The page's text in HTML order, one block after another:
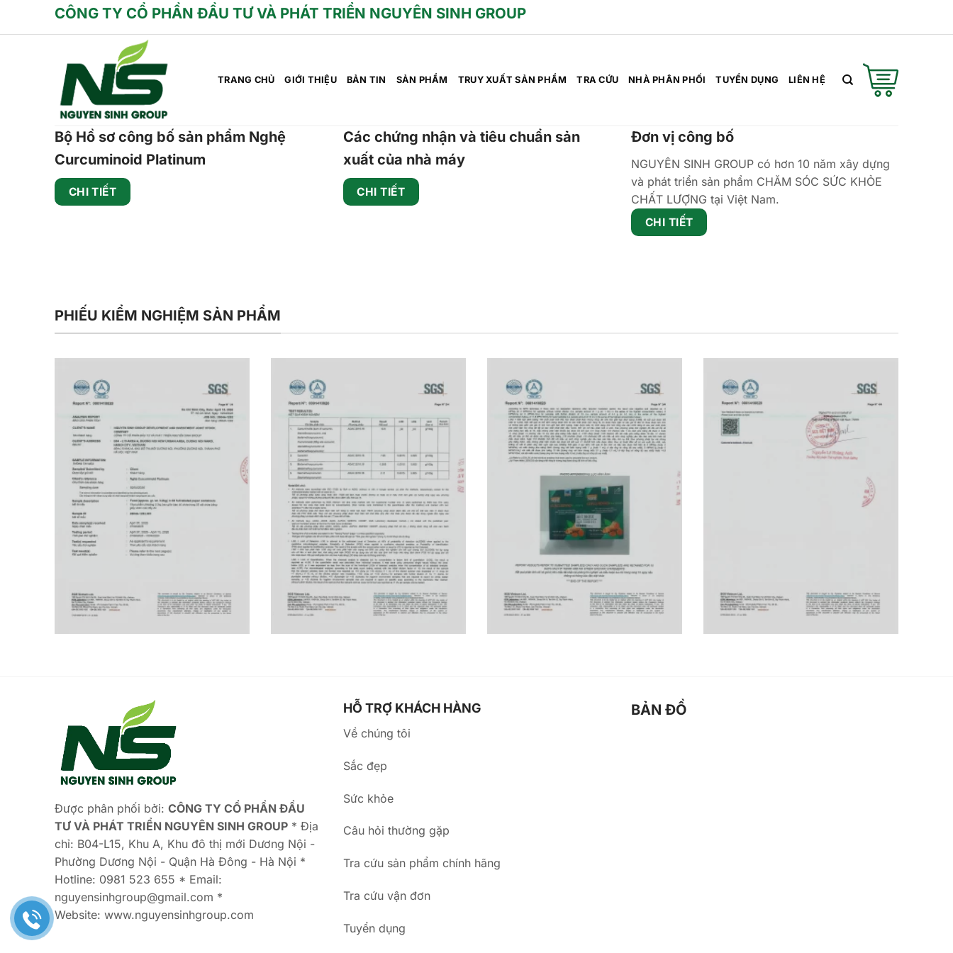
CÔNG TY CỔ PHẦN ĐẦU TƯ VÀ PHÁT TRIỂN NGUYÊN SINH GROUP
TRANG CHỦ GIỚI THIỆU BẢN TIN SẢN PHẨM TRUY XUẤT SẢN PHẨM TRA CỨU NHÀ PHÂN PHỐI TUYỂN DỤNG LIÊN HỆ
Bộ Hồ sơ công bố sản phẩm Nghệ
Curcuminoid Platinum
CHI TIẾT
Các chứng nhận và tiêu chuẩn sản
xuất của nhà máy
CHI TIẾT
Đơn vị công bố
NGUYÊN SINH GROUP có hơn 10 năm xây dựng
và phát triển sản phẩm CHĂM SÓC SỨC KHỎE
CHẤT LƯỢNG tại Việt Nam.
CHI TIẾT
PHIẾU KIỂM NGHIỆM SẢN PHẨM
Được phân phối bởi: CÔNG TY CỔ PHẦN ĐẦU
TƯ VÀ PHÁT TRIỂN NGUYÊN SINH GROUP * Địa
chỉ: B04-L15, Khu A, Khu đô thị mới Dương Nội -
Phường Dương Nội - Quận Hà Đông - Hà Nội *
Hotline: 0981 523 655 * Email:
nguyensinhgroup@gmail.com *
Website: www.nguyensinhgroup.com
HỖ TRỢ KHÁCH HÀNG
Về chúng tôi
Sắc đẹp
Sức khỏe
Câu hỏi thường gặp
Tra cứu sản phẩm chính hãng
Tra cứu vận đơn
Tuyển dụng
BẢN ĐỒ